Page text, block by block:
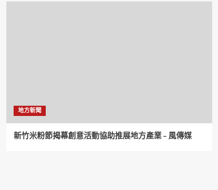
地方新聞
新竹米粉節揭幕創意活動協助推展地方產業 – 風傳媒